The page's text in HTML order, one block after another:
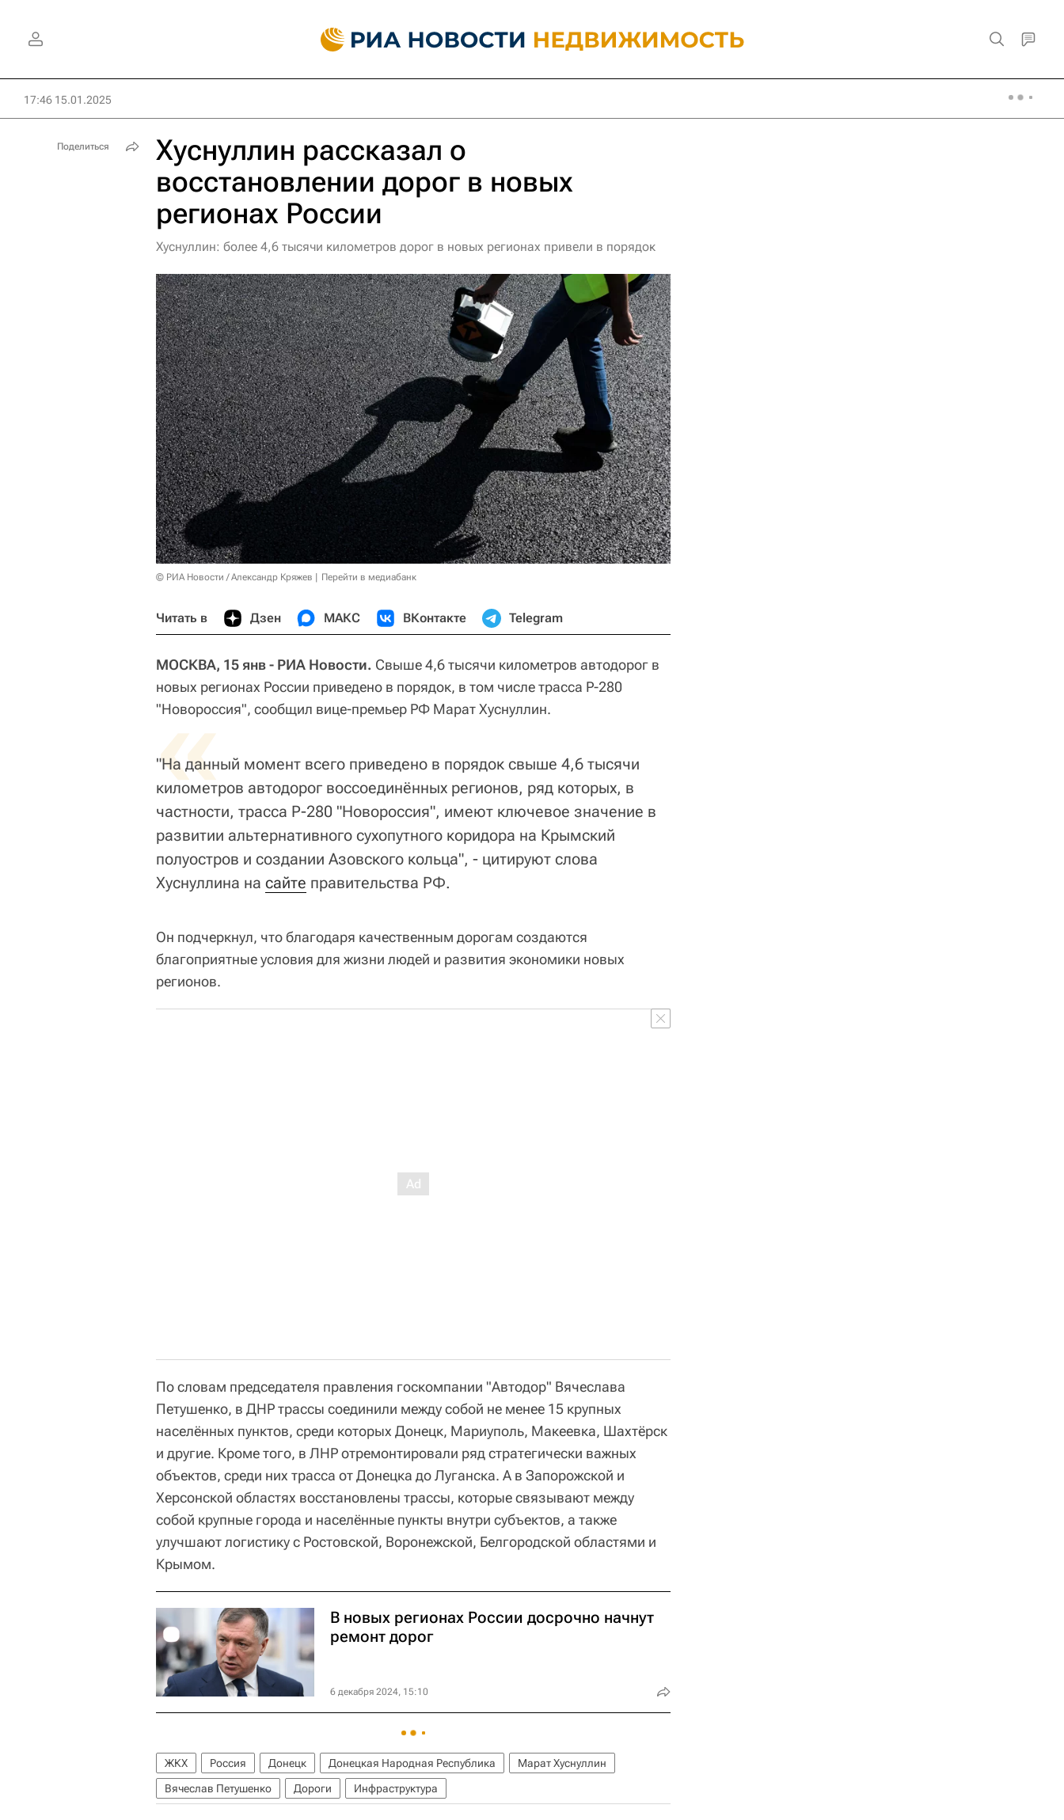
17:46 15.01.2025
Хуснуллин рассказал о
восстановлении дорог в новых
регионах России
Хуснуллин: более 4,6 тысячи километров дорог в новых регионах привели в порядок
© РИА Новости / Александр Кряжев Перейти в медиабанк
Читать в Дзен МАКС ВКонтакте Telegram
МОСКВА, 15 янв - РИА Новости. Свыше 4,6 тысячи километров автодорог в
новых регионах России приведено в порядок, в том числе трасса Р-280
"Новороссия", сообщил вице-премьер РФ Марат Хуснуллин.
«
"На данный момент всего приведено в порядок свыше 4,6 тысячи
километров автодорог воссоединённых регионов, ряд которых, в
частности, трасса Р-280 "Новороссия", имеют ключевое значение в
развитии альтернативного сухопутного коридора на Крымский
полуостров и создании Азовского кольца", - цитируют слова
Хуснуллина на сайте правительства РФ.
Он подчеркнул, что благодаря качественным дорогам создаются
благоприятные условия для жизни людей и развития экономики новых
регионов.
По словам председателя правления госкомпании "Автодор" Вячеслава
Петушенко, в ДНР трассы соединили между собой не менее 15 крупных
населённых пунктов, среди которых Донецк, Мариуполь, Макеевка, Шахтёрск
и другие. Кроме того, в ЛНР отремонтировали ряд стратегически важных
объектов, среди них трасса от Донецка до Луганска. А в Запорожской и
Херсонской областях восстановлены трассы, которые связывают между
собой крупные города и населённые пункты внутри субъектов, а также
улучшают логистику с Ростовской, Воронежской, Белгородской областями и
Крымом.
В новых регионах России досрочно начнут
ремонт дорог
6 декабря 2024, 15:10
ЖКХ Россия Донецк Донецкая Народная Республика
Марат Хуснуллин
Вячеслав Петушенко
Дороги Инфраструктура
Поделиться